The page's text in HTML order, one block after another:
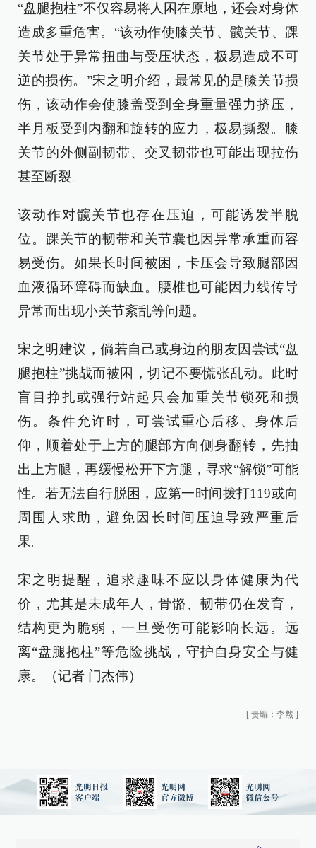
“盘腿抱柱”不仅容易将人困在原地，还会对身体
造成多重危害。“该动作使膝关节、髋关节、踝
关节处于异常扭曲与受压状态，极易造成不可
逆的损伤。”宋之明介绍，最常见的是膝关节损
伤，该动作会使膝盖受到全身重量强力挤压，
半月板受到内翻和旋转的应力，极易撕裂。膝
关节的外侧副韧带、交叉韧带也可能出现拉伤
甚至断裂。
该动作对髋关节也存在压迫，可能诱发半脱
位。踝关节的韧带和关节囊也因异常承重而容
易受伤。如果长时间被困，卡压会导致腿部因
血液循环障碍而缺血。腰椎也可能因力线传导
异常而出现小关节紊乱等问题。
宋之明建议，倘若自己或身边的朋友因尝试“盘
腿抱柱”挑战而被困，切记不要慌张乱动。此时
盲目挣扎或强行站起只会加重关节锁死和损
伤。条件允许时，可尝试重心后移、身体后
仰，顺着处于上方的腿部方向侧身翻转，先抽
出上方腿，再缓慢松开下方腿，寻求“解锁”可能
性。若无法自行脱困，应第一时间拨打119或向
周围人求助，避免因长时间压迫导致严重后
果。
宋之明提醒，追求趣味不应以身体健康为代
价，尤其是未成年人，骨骼、韧带仍在发育，
结构更为脆弱，一旦受伤可能影响长远。远
离“盘腿抱柱”等危险挑战，守护自身安全与健
康。（记者 门杰伟）
[ 责编：李然 ]